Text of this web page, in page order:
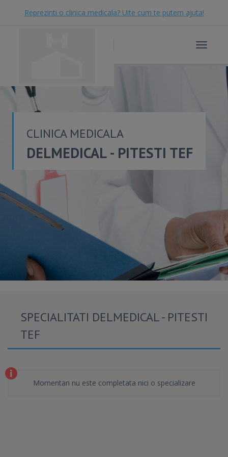
Reprezinti o clinica medicala? Uite cum te putem ajuta!
Toggle
CLINICA MEDICALA
DELMEDICAL - PITESTI TEF
SPECIALITATI DELMEDICAL - PITESTI
TEF
Momentan nu este completata nici o specializare